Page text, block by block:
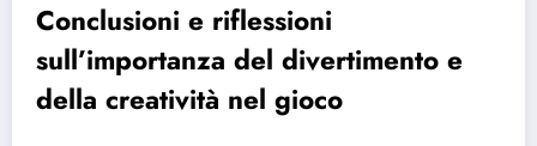
Conclusioni e riflessioni
sull’importanza del divertimento e
della creatività nel gioco